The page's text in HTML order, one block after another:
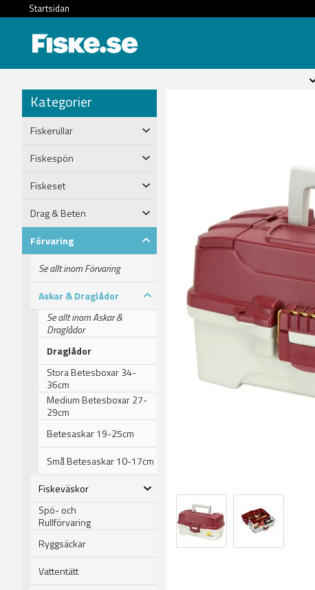
Startsidan
Kategorier
Fiskerullar
Fiskespön
Fiskeset
Drag & Beten
Förvaring
Se allt inom Förvaring
Askar & Draglådor
Se allt inom Askar &
Draglådor
Draglådor
Stora Betesboxar 34-
36cm
Medium Betesboxar 27-
29cm
Betesaskar 19-25cm
Små Betesaskar 10-17cm
Fiskeväskor
Spö- och
Rullförvaring
Ryggsäckar
Vattentätt